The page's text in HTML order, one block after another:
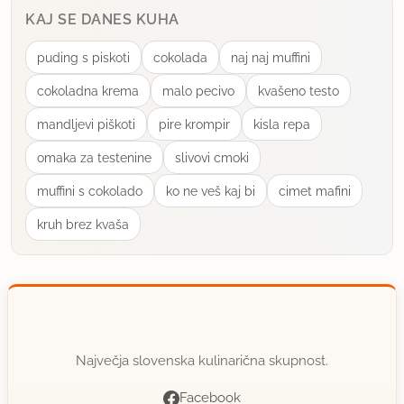
uporabno
KAJ SE DANES KUHA
puding s piskoti cokolada naj naj muffini
cokoladna krema malo pecivo kvašeno testo
mandljevi piškoti pire krompir kisla repa
omaka za testenine slivovi cmoki
muffini s cokolado ko ne veš kaj bi cimet mafini
kruh brez kvaša
Največja slovenska kulinarična skupnost.
Facebook